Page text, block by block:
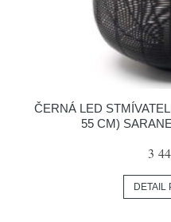
ČERNÁ LED
55 CM)
3
DETAIL